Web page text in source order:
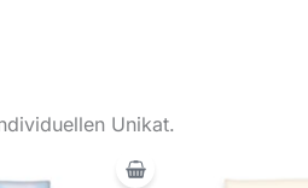
Unikat.